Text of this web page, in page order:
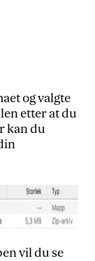
og valgte
etter at du
kan du
vil du se